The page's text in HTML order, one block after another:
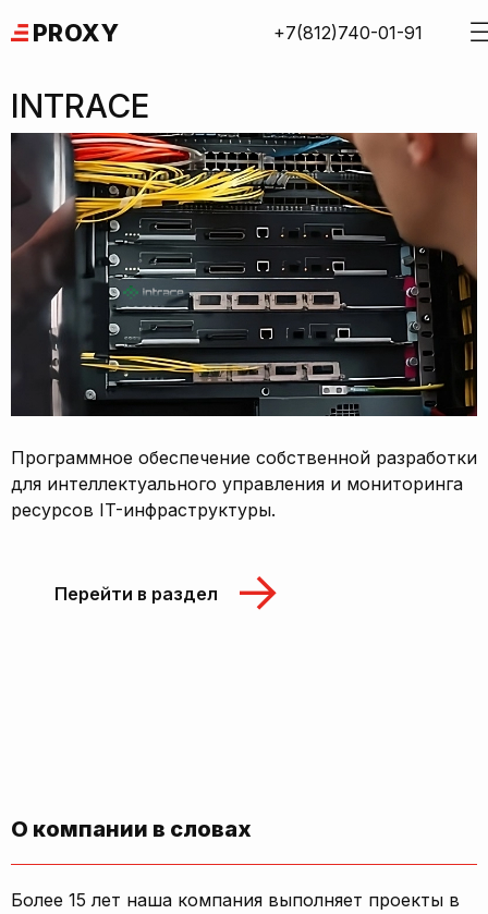
to
PROXY +7(812)740-01-91
INTRACE
Программное обеспечение собственной разработки
для интеллектуального управления и мониторинга
ресурсов IT-инфраструктуры.
Перейти в раздел
О компании в словах
Более 15 лет наша компания выполняет проекты в